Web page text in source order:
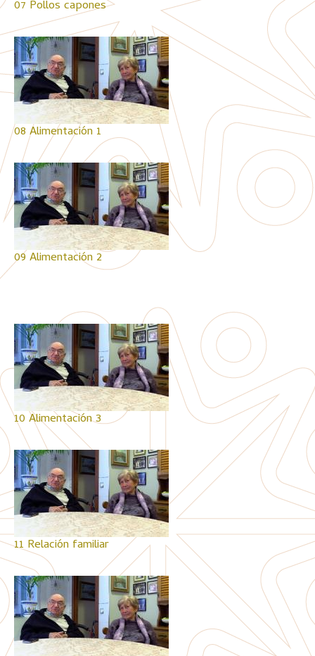
07 Pollos capones
08 Alimentación 1
09 Alimentación 2
10 Alimentación 3
11 Relación familiar